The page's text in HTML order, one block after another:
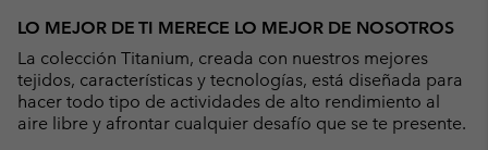
LO MEJOR DE TI MERECE LO MEJOR DE NOSOTROS
La colección Titanium, creada con nuestros mejores
tejidos, características y tecnologías, está diseñada para
hacer todo tipo de actividades de alto rendimiento al
aire libre y afrontar cualquier desafío que se te presente.